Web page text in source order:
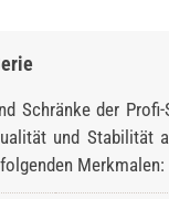
Schränke der
und Stabilität
Merkmalen: